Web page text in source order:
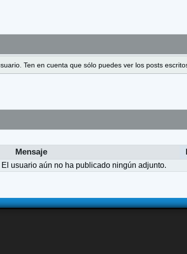
Ten en cuenta que sólo puedes ver los posts
Mensaje
El usuario aún no ha publicado ningún adjunto.